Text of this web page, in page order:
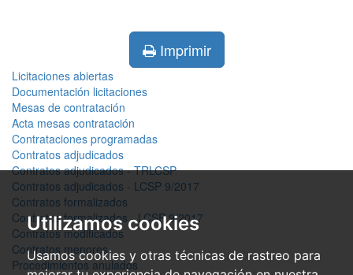
Utilizamos cookies
Usamos cookies y otras técnicas de rastreo para
Imprimir
Licitaciones abiertas
Documentación licitaciones
Mesas de contratación
Acta mesas contratación
Contrataciones programadas
Contratos adjudicados
Contratos adjudicados - TRLCSP
Contratos adjudicados - LCSP 9/2017
Contratos formalizados
Contratos formalizados - LCSP 9/2017
Contratos modificados
Contratos menores
Procedimientos anulados